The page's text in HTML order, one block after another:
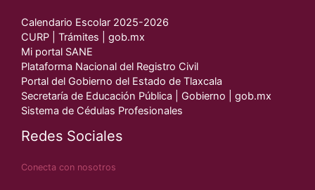
Calendario Escolar 2025-2026
CURP | Trámites | gob.mx
Mi portal SANE
Plataforma Nacional del Registro Civil
Portal del Gobierno del Estado de Tlaxcala
Secretaría de Educación Pública | Gobierno | gob.mx
Sistema de Cédulas Profesionales
Redes Sociales
Conecta con nosotros